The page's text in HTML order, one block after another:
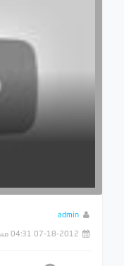
admin
07-18-2012 04:31 مساءً